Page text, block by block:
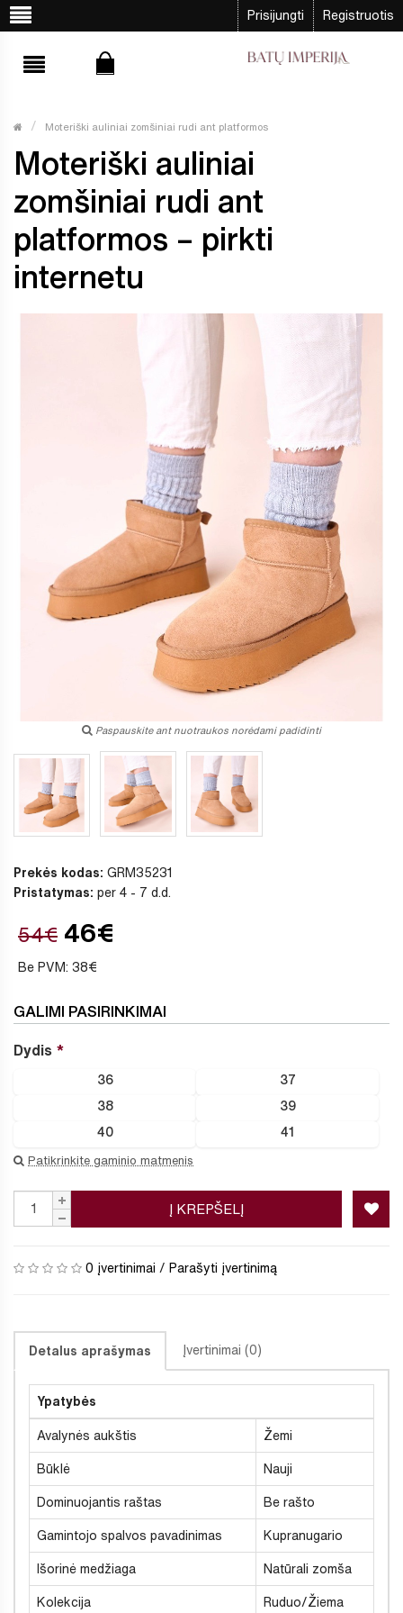
Prisijungti Registruotis
Moteriški auliniai zomšiniai rudi ant platformos
Moteriški auliniai
zomšiniai rudi ant
platformos – pirkti
internetu
Paspauskite ant nuotraukos norėdami padidinti
Prekės kodas: GRM35231
Pristatymas: per 4 - 7 d.d.
54€ 46€
Be PVM: 38€
GALIMI PASIRINKIMAI
Dydis
36 37
38 39
40 41
Patikrinkite gaminio matmenis
Į KREPŠELĮ
0 įvertinimai / Parašyti įvertinimą
Detalus aprašymas Įvertinimai (0)
Ypatybės
Avalynės aukštis Žemi
Būklė Nauji
Dominuojantis raštas Be rašto
Gamintojo spalvos pavadinimas Kupranugario
Išorinė medžiaga Natūrali zomša
Kolekcija Ruduo/Žiema